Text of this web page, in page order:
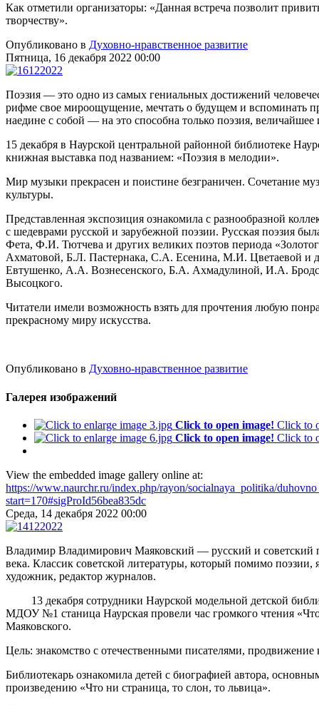
Как отметили организаторы: «Данная встреча позволит
творчеству».
Опубликовано в Духовно-нравственное развитие
Пятница, 16 декабря 2022 00:00
Поэзия — это одно из самых гениальных достижений
рифме свое мироощущение, мечтать о будущем и вспоминать
наедине с собой — на это способна только поэзия, величайшее
15 декабря в Наурской центральной районной библиотеке
книжная выставка под названием: «Поэзия в мелодии».
Мир музыки прекрасен и поистине безграничен. Сочетание
культуры.
Представленная экспозиция ознакомила с разнообразной
с шедеврами русской и зарубежной поэзии. Русская поэзия
Фета, Ф.И. Тютчева и других великих поэтов периода
Ахматовой, Б.Л. Пастернака, С.А. Есенина, М.И. Цветаевой и
Евтушенко, А.А. Вознесенского, Б.А. Ахмадулиной, И.А.
Высоцкого.
Читатели имели возможность взять для прочтения любую
прекрасному миру искусства.
Опубликовано в Духовно-нравственное развитие
Галерея изображений
Click to open image! Click to
Click to open image! Click to
View the embedded image gallery online at:
https://www.naurchr.ru/index.php/rayon/socialnaya_politika/
start=170#sigProId56bea835dc
Среда, 14 декабря 2022 00:00
Владимир Владимирович Маяковский — русский и советский
века. Классик советской литературы, который помимо поэзии,
художник, редактор журналов.
13 декабря сотрудники Наурской модельной детской
МДОУ №1 станица Наурская провели час громкого чтения
Маяковского.
Цель: знакомство с отечественными писателями, продвижение
Библиотекарь ознакомила детей с биографией автора,
произведению «Что ни страница, то слон, то львица».